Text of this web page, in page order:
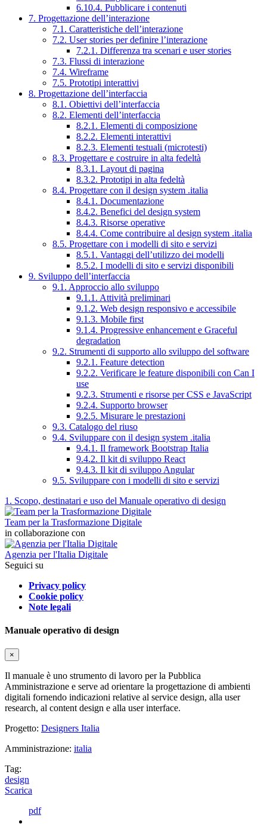
6.10.4. Pubblicare i contenuti
7. Progettazione dell’interazione
7.1. Caratteristiche dell’interazione
7.2. User stories per definire l’interazione
7.2.1. Differenza tra scenari e user stories
7.3. Flussi di interazione
7.4. Wireframe
7.5. Prototipi interattivi
8. Progettazione dell’interfaccia
8.1. Obiettivi dell’interfaccia
8.2. Elementi dell’interfaccia
8.2.1. Elementi di composizione
8.2.2. Elementi interattivi
8.2.3. Elementi testuali (microtesti)
8.3. Progettare e costruire in alta fedeltà
8.3.1. Layout di pagina
8.3.2. Prototipi in alta fedeltà
8.4. Progettare con il design system .italia
8.4.1. Documentazione
8.4.2. Benefici del design system
8.4.3. Risorse operative
8.4.4. Come contribuire al design system .italia
8.5. Progettare con i modelli di sito e servizi
8.5.1. Vantaggi dell’utilizzo dei modelli
8.5.2. I modelli di sito e servizi disponibili
9. Sviluppo dell’interfaccia
9.1. Approccio allo sviluppo
9.1.1. Attività preliminari
9.1.2. Web design responsivo e accessibile
9.1.3. Mobile first
9.1.4. Progressive enhancement e Graceful
degradation
9.2. Strumenti di supporto allo sviluppo del software
9.2.1. Feature detection
9.2.2. Verificare le feature disponibili con Can I
use
9.2.3. Strumenti e risorse per CSS e JavaScript
9.2.4. Supporto browser
9.2.5. Misurare le prestazioni
9.3. Catalogo del riuso
9.4. Sviluppare con il design system .italia
9.4.1. Il framework Bootstrap Italia
9.4.2. Il kit di sviluppo React
9.4.3. Il kit di sviluppo Angular
9.5. Sviluppare con i modelli di sito e servizi
1. Scopo, destinatari e uso del Manuale operativo di design
Team per la Trasformazione Digitale
in collaborazione con
Agenzia per l'Italia Digitale
Seguici su
Privacy policy
Cookie policy
Note legali
Manuale operativo di design
×
Il manuale è uno strumento di lavoro per la Pubblica
Amministrazione e serve ad orientare la progettazione di ambienti
digitali fornendo indicazioni relative al service design, alla user
research, al content design e alla user interface.
Progetto: Designers Italia
Amministrazione: italia
Tag:
design
Scarica
pdf